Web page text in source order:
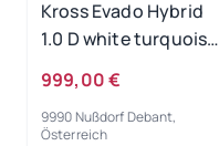
Kross Evado Hybrid
1.0 D white turquoise
999,00 €
9990 Nußdorf Debant,
Österreich